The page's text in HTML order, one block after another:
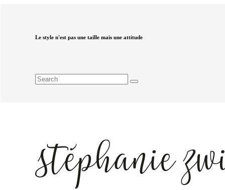
Le style n'est pas une taille mais une attitude